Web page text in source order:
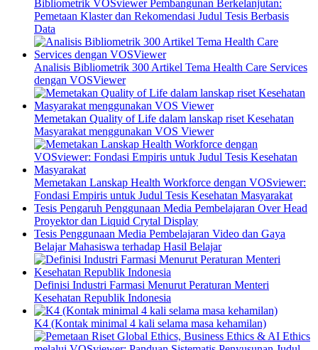
Bibliometrik VOSviewer Pembangunan Berkelanjutan:
Pemetaan Klaster dan Rekomendasi Judul Tesis Berbasis
Data
Analisis Bibliometrik 300 Artikel Tema Health Care Services
dengan VOSViewer
Memetakan Quality of Life dalam lanskap riset Kesehatan
Masyarakat menggunakan VOS Viewer
Memetakan Lanskap Health Workforce dengan VOSviewer:
Fondasi Empiris untuk Judul Tesis Kesehatan Masyarakat
Tesis Pengaruh Penggunaan Media Pembelajaran Over Head
Proyektor dan Liquid Crytal Display
Tesis Penggunaan Media Pembelajaran Video dan Gaya
Belajar Mahasiswa terhadap Hasil Belajar
Definisi Industri Farmasi Menurut Peraturan Menteri
Kesehatan Republik Indonesia
K4 (Kontak minimal 4 kali selama masa kehamilan)